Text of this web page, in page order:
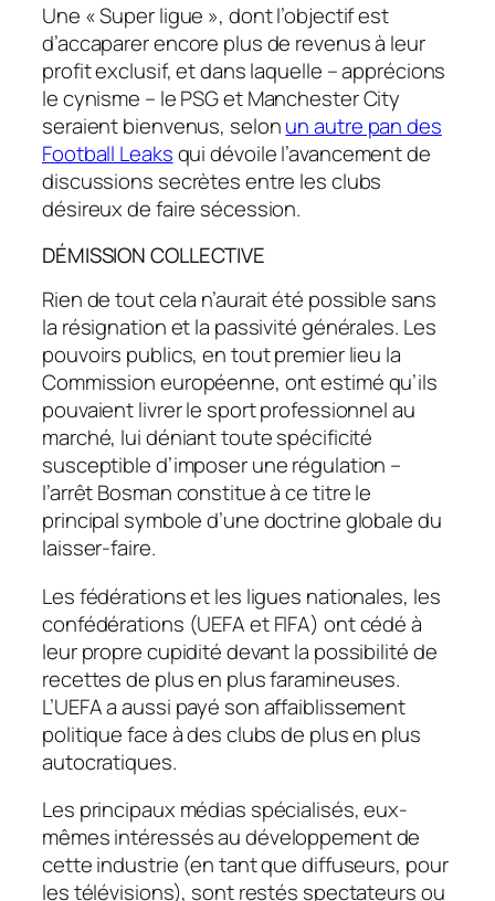
Une « Super ligue », dont l’objectif est
d’accaparer encore plus de revenus à leur
profit exclusif, et dans laquelle – apprécions
le cynisme – le PSG et Manchester City
seraient bienvenus, selonun autre pan des
Football Leaksqui dévoile l’avancement de
discussions secrètes entre les clubs
désireux de faire sécession.
DÉMISSION COLLECTIVE
Rien de tout cela n’aurait été possible sans
la résignation et la passivité générales. Les
pouvoirs publics, en tout premier lieu la
Commission européenne, ont estimé qu’ils
pouvaient livrer le sport professionnel au
marché, lui déniant toute spécificité
susceptible d’imposer une régulation –
l’arrêt Bosman constitue à ce titre le
principal symbole d’une doctrine globale du
laisser-faire.
Les fédérations et les ligues nationales, les
confédérations (UEFA et FIFA) ont cédé à
leur propre cupidité devant la possibilité de
recettes de plus en plus faramineuses.
L’UEFA a aussi payé son affaiblissement
politique face à des clubs de plus en plus
autocratiques.
Les principaux médias spécialisés, eux-
mêmes intéressés au développement de
cette industrie (en tant que diffuseurs, pour
les télévisions), sont restés spectateurs ou